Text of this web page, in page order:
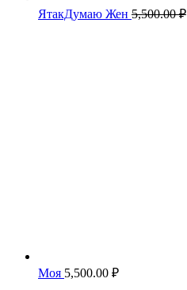
ЯтакДумаю Жен 5,500.00₽
Моя 5,500.00 ₽